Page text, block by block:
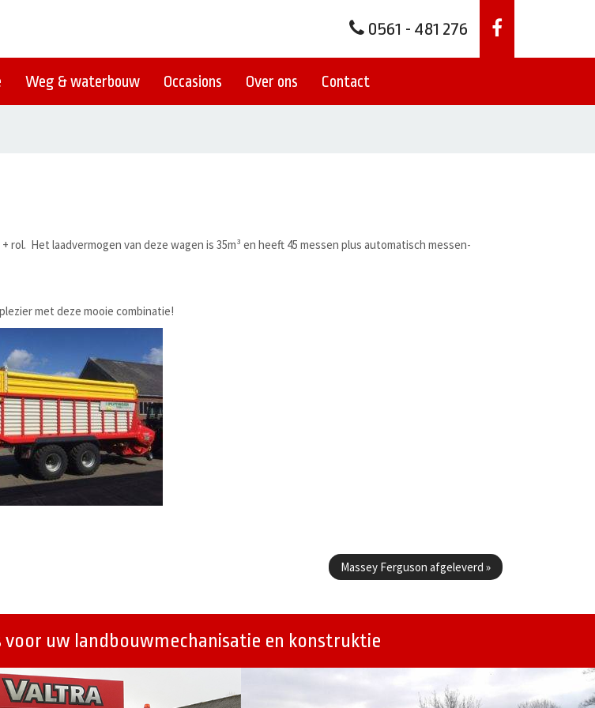
0561 - 481 276
Weg & waterbouw Occasions Over ons Contact
Het laadvermogen van deze wagen is 35m³ en heeft 45 messen plus automatisch messen-
met deze mooie combinatie!
Massey Ferguson afgeleverd »
voor uw landbouwmechanisatie en konstruktie